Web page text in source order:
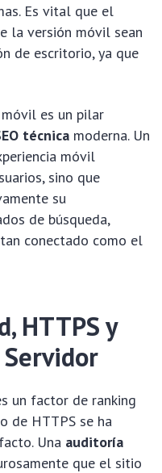
Es vital que el
la versión móvil sean
de escritorio, ya que
es un pilar
técnica moderna. Un
móvil
sino que
su
de búsqueda,
conectado como el
HTTPS y
un factor de ranking
de HTTPS se ha
Una auditoría
que el sitio